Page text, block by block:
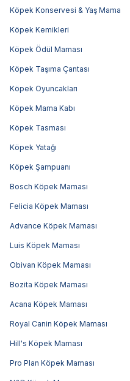
Köpek Konservesi & Yaş Mama
Köpek Kemikleri
Köpek Ödül Maması
Köpek Taşıma Çantası
Köpek Oyuncakları
Köpek Mama Kabı
Köpek Tasması
Köpek Yatağı
Köpek Şampuanı
Bosch Köpek Maması
Felicia Köpek Maması
Advance Köpek Maması
Luis Köpek Maması
Obivan Köpek Maması
Bozita Köpek Maması
Acana Köpek Maması
Royal Canin Köpek Maması
Hill's Köpek Maması
Pro Plan Köpek Maması